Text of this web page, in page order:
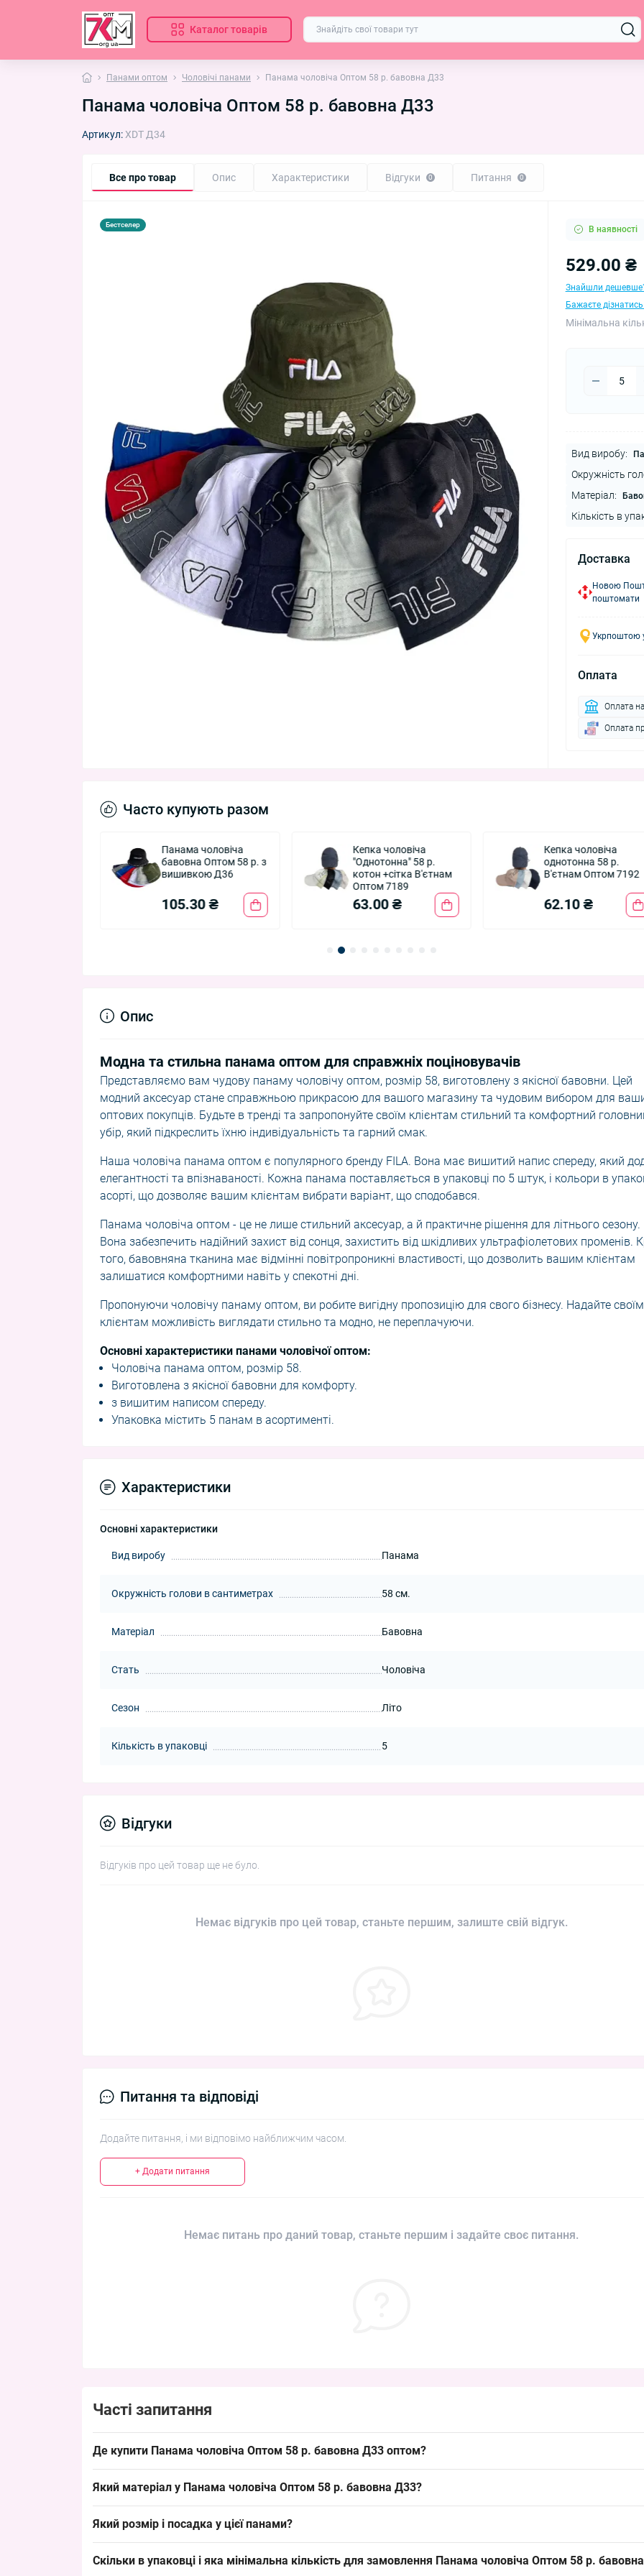
Каталог товарів
Панами оптом Чоловічі панами Панама чоловіча Оптом 58 р. бавовна Д33
Панама чоловіча Оптом 58 р. бавовна Д33
Артикул:XDT Д34
Все про товар Опис Характеристики Відгуки 0 Питання 0
Бестселер В наявності
529.00 ₴
Знайшли
Бажаєте
Мінімальна
Вид виробу:
Окружність
Матеріал:
Кількість в
Доставка
Новою
поштомати
Укрпоштою у
Оплата
Оплата
Оплата
Часто купують разом
Панама чоловіча
бавовна Оптом 58 р. з
вишивкою Д36
105.30 ₴
Кепка чоловіча
"Однотонна" 58 р.
котон +сітка В'єтнам
Оптом 7189
63.00 ₴
Кепка чоловіча
однотонна 58 р.
В'єтнам Оптом 7192
62.10 ₴
Опис
Модна та стильна панама оптом для справжніх поціновувачів
Представляємо вам чудову панаму чоловічу оптом, розмір 58, виготовлену з якісної бавовни. Цей
модний аксесуар стане справжньою прикрасою для вашого магазину та чудовим вибором для
оптових покупців. Будьте в тренді та запропонуйте своїм клієнтам стильний та комфортний
убір, який підкреслить їхню індивідуальність та гарний смак.
Наша чоловіча панама оптом є популярного бренду FILA. Вона має вишитий напис спереду, який
елегантності та впізнаваності. Кожна панама поставляється в упаковці по 5 штук, і кольори в
асорті, що дозволяє вашим клієнтам вибрати варіант, що сподобався.
Панама чоловіча оптом - це не лише стильний аксесуар, а й практичне рішення для літнього сезону.
Вона забезпечить надійний захист від сонця, захистить від шкідливих ультрафіолетових променів.
того, бавовняна тканина має відмінні повітропроникні властивості, що дозволить вашим клієнтам
залишатися комфортними навіть у спекотні дні.
Пропонуючи чоловічу панаму оптом, ви робите вигідну пропозицію для свого бізнесу. Надайте своїм
клієнтам можливість виглядати стильно та модно, не переплачуючи.
Основні характеристики панами чоловічої оптом:
Чоловіча панама оптом, розмір 58.
Виготовлена з якісної бавовни для комфорту.
з вишитим написом спереду.
Упаковка містить 5 панам в асортименті.
Характеристики
Основні характеристики
Вид виробу Панама
Окружність голови в сантиметрах 58 см.
Матеріал Бавовна
Стать Чоловіча
Сезон Літо
Кількість в упаковці 5
Відгуки
Відгуків про цей товар ще не було.
Немає відгуків про цей товар, станьте першим, залиште свій відгук.
Питання та відповіді
Додайте питання, і ми відповімо найближчим часом.
+ Додати питання
Немає питань про даний товар, станьте першим і задайте своє питання.
Часті запитання
Де купити Панама чоловіча Оптом 58 р. бавовна Д33 оптом?
попит у точках продажу головних уборів.
Який матеріал у Панама чоловіча Оптом 58 р. бавовна Д33?
закриває попит на натуральні тканини.
Який розмір і посадка у цієї панами?
позицією для оптових продажів.
Скільки в упаковці і яка мінімальна кількість для замовлення Панама чоловіча Оптом 58 р.